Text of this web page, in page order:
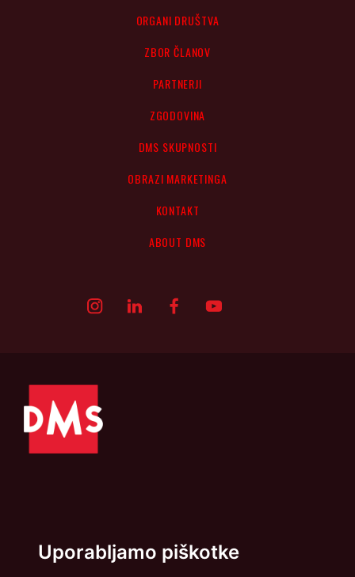
Uporabljamo piškotke
ORGANI DRUŠTVA
ZBOR ČLANOV
PARTNERJI
ZGODOVINA
DMS SKUPNOSTI
OBRAZI MARKETINGA
KONTAKT
ABOUT DMS
info@dmslo.si